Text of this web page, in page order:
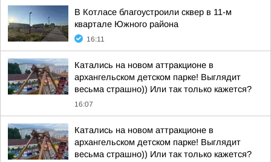
В Котласе благоустроили сквер в 11-м
квартале Южного района
16:11
Катались на новом аттракционе в
архангельском детском парке! Выглядит
весьма страшно)) Или так только кажется?
16:07
Катались на новом аттракционе в
архангельском детском парке! Выглядит
весьма страшно)) Или так только кажется?